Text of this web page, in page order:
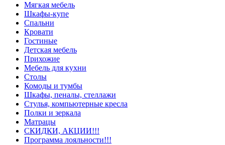
Мягкая мебель
Шкафы-купе
Спальни
Кровати
Гостиные
Детская мебель
Прихожие
Мебель для кухни
Столы
Комоды и тумбы
Шкафы, пеналы, стеллажи
Стулья, компьютерные кресла
Полки и зеркала
Матрацы
СКИДКИ, АКЦИИ!!!
Программа лояльности!!!